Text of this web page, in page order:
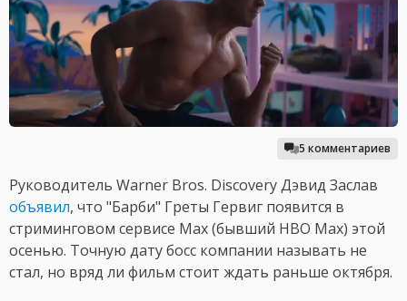
5 комментариев
Руководитель Warner Bros. Discovery Дэвид Заслав
объявил, что "Барби" Греты Гервиг появится в
стриминговом сервисе Max (бывший HBO Max) этой
осенью. Точную дату босс компании называть не
стал, но вряд ли фильм стоит ждать раньше октября.